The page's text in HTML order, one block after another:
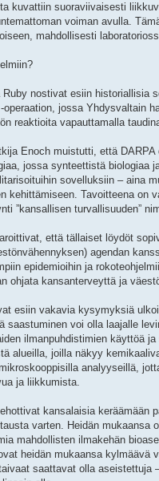
kuvattiin suoraviivaisesti
voiman avulla.
mahdollisesti
nostivat esiin historiallisia
operaation, jossa Yhdysvaltain
reaktioita vapauttamalla
Enoch muistutti, että DARPA
jossa synteettistä biologiaa
sovelluksiin – aina
kehittämiseen. Tavoitteena on
”kansallisen turvallisuuden”
että tällaiset löydöt
agendan
epidemioihin ja
ohjata kansanterveyttä ja
esiin vakavia kysymyksiä
saastuminen voi olla laajalle
ilmanpuhdistimien käyttöä ja
alueilla, joilla näkyy
analyyseillä,
ja liikkumista.
kansalaisia keräämään
varten. Heidän mukaansa
mahdollisten ilmakehän
heidän mukaansa kylmäävä
saattavat olla aseistettuja